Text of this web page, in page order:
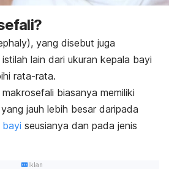
), yang disebut juga
lain dari ukuran kepala bayi
rata-rata.
biasanya memiliki
jauh lebih besar daripada
bayi seusianya dan pada jenis
Iklan